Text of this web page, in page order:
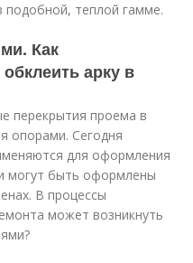
подобной, теплой гамме.
Как
арку в
перекрытия проема в
опорами. Сегодня
для оформления
могут быть оформлены
В процессы
может возникнуть